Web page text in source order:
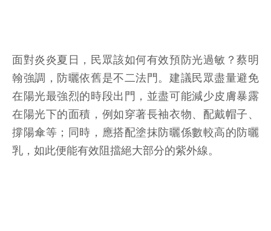
面對炎炎夏日，民眾該如何有效預防光過敏？蔡明
翰強調，防曬依舊是不二法門。建議民眾盡量避免
在陽光最強烈的時段出門，並盡可能減少皮膚暴露
在陽光下的面積，例如穿著長袖衣物、配戴帽子、
撐陽傘等；同時，應搭配塗抹防曬係數較高的防曬
乳，如此便能有效阻擋絕大部分的紫外線。